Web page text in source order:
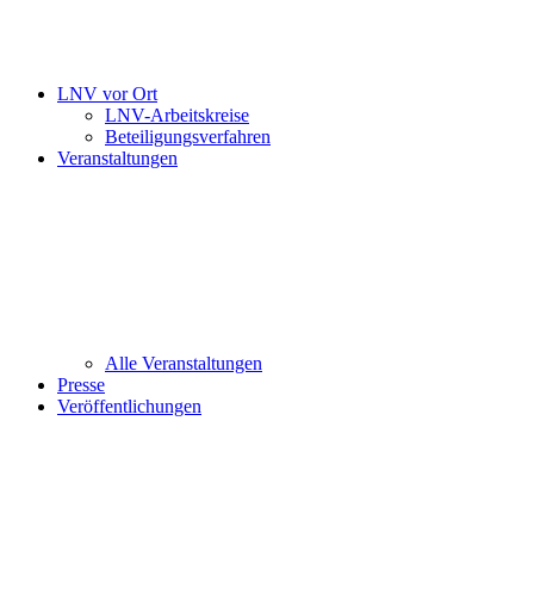
LNV vor Ort
LNV-Arbeitskreise
Beteiligungsverfahren
Veranstaltungen
Alle Veranstaltungen
Presse
Veröffentlichungen